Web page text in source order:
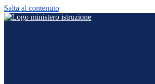
Salta al contenuto